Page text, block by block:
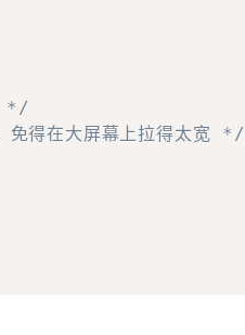
*/
免得在大屏幕上拉得太宽 */